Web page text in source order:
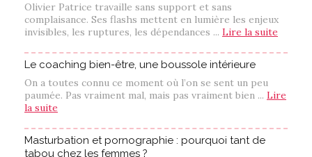
Olivier Patrice travaille sans support et sans
complaisance. Ses flashs mettent en lumière les enjeux
invisibles, les ruptures, les dépendances ... Lire la suite
Le coaching bien-être, une boussole intérieure
On a toutes connu ce moment où l’on se sent un peu
paumée. Pas vraiment mal, mais pas vraiment bien ... Lire
la suite
Masturbation et pornographie : pourquoi tant de
tabou chez les femmes ?